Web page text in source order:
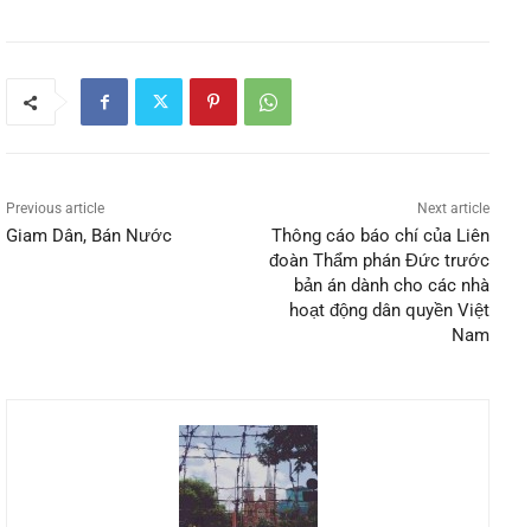
Previous article
Giam Dân, Bán Nước
Next article
Thông cáo báo chí của Liên
đoàn Thẩm phán Đức trước
bản án dành cho các nhà
hoạt động dân quyền Việt
Nam